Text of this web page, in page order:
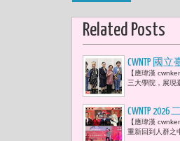
Related Posts
CWNTP 國
（本名呂
【應瑋漢
三大學院，展現
CWNTP
歌手熱力
【應瑋漢
重新回到人群之